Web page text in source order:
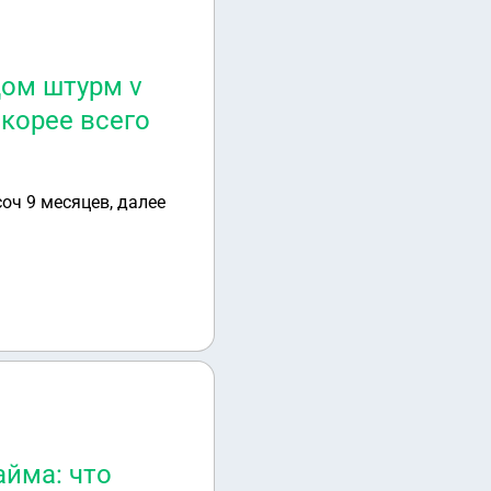
штурм v
всего
9 месяцев, далее
что